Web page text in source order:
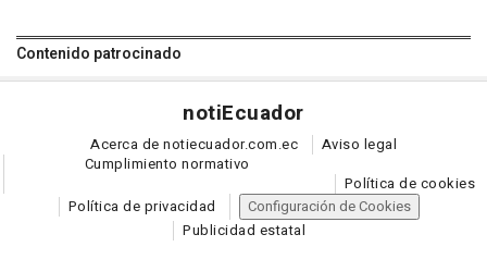
Contenido patrocinado
notiEcuador
Acerca de notiecuador.com.ec
Aviso legal
Cumplimiento normativo
Política de cookies
Política de privacidad
Configuración de Cookies
Publicidad estatal